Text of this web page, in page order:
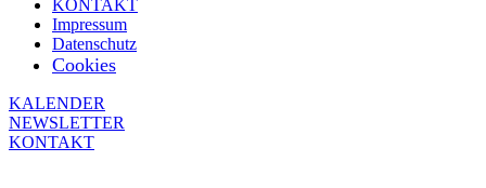
KONTAKT
Impressum
Datenschutz
Cookies
KALENDER
NEWSLETTER
KONTAKT